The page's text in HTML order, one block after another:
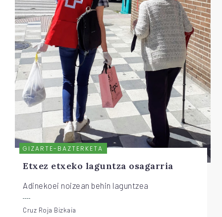
GIZARTE-BAZTERKETA
Etxez etxeko laguntza osagarria
Adinekoei noizean behin laguntzea
Cruz Roja Bizkaia